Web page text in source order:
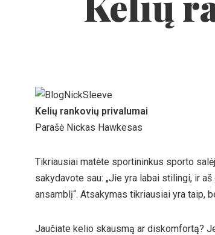
Kelių rankovių privalumai
Parašė Nickas Hawkesas
Tikriausiai matėte sportininkus sporto
sakydavote sau: „Jie yra labai stilingi, ir
ansamblį“. Atsakymas tikriausiai yra taip,
Jaučiate kelio skausmą ar diskomfortą?